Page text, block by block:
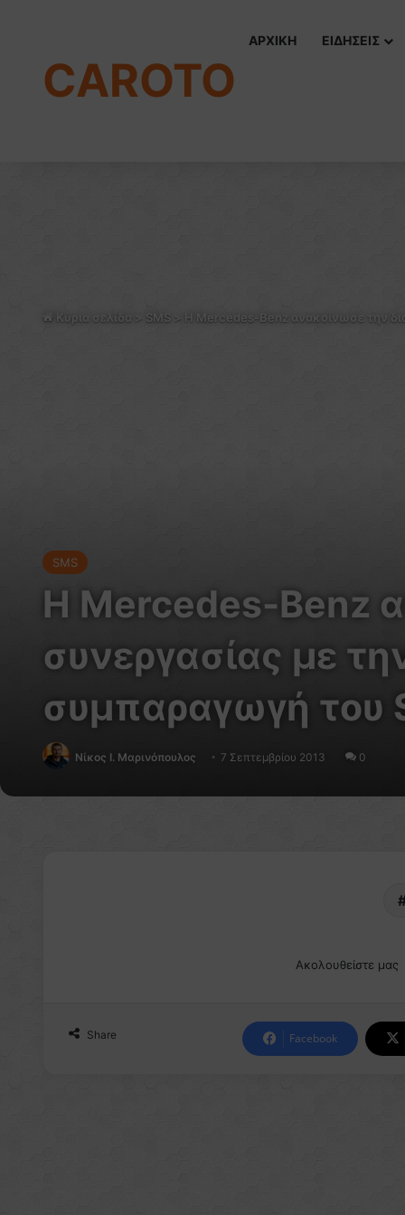
CAROTO
ΑΡΧΙΚΗ ΕΙΔΗΣΕΙΣ
Κύρια σελίδα > SMS > H Mercedes-Benz ανακοίνωσε την
SMS
H Mercedes-Benz
συνεργασίας με
συμπαραγωγή του
Nίκος Ι. Mαρινόπουλος 7 Σεπτεμβρίου 2013 0
Ακολουθείστε μας
Share Facebook